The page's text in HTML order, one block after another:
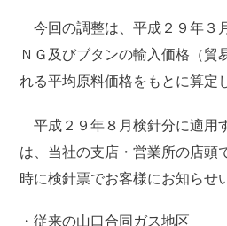
今回の調整は、平成２９年３
ＮＧ及びブタンの輸入価格（貿
れる平均原料価格をもとに算定
平成２９年８月検針分に適用
は、当社の支店・営業所の店頭
時に検針票でお客様にお知らせ
・従来の山口合同ガス地区